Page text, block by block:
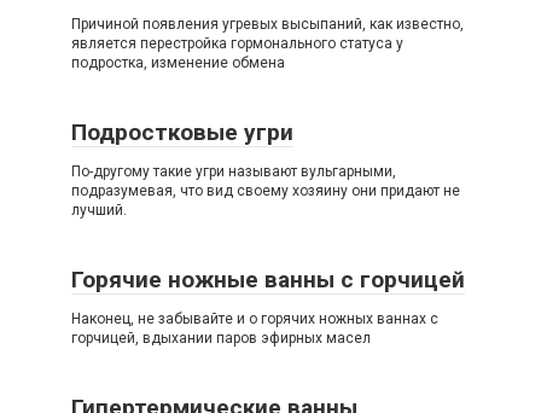
Причиной появления угревых высыпаний, как известно,
является перестройка гормонального статуса у
подростка, изменение обмена
Подростковые угри
По-другому такие угри называют вульгарными,
подразумевая, что вид своему хозяину они придают не
лучший.
Горячие ножные ванны с горчицей
Наконец, не забывайте и о горячих ножных ваннах с
горчицей, вдыхании паров эфирных масел